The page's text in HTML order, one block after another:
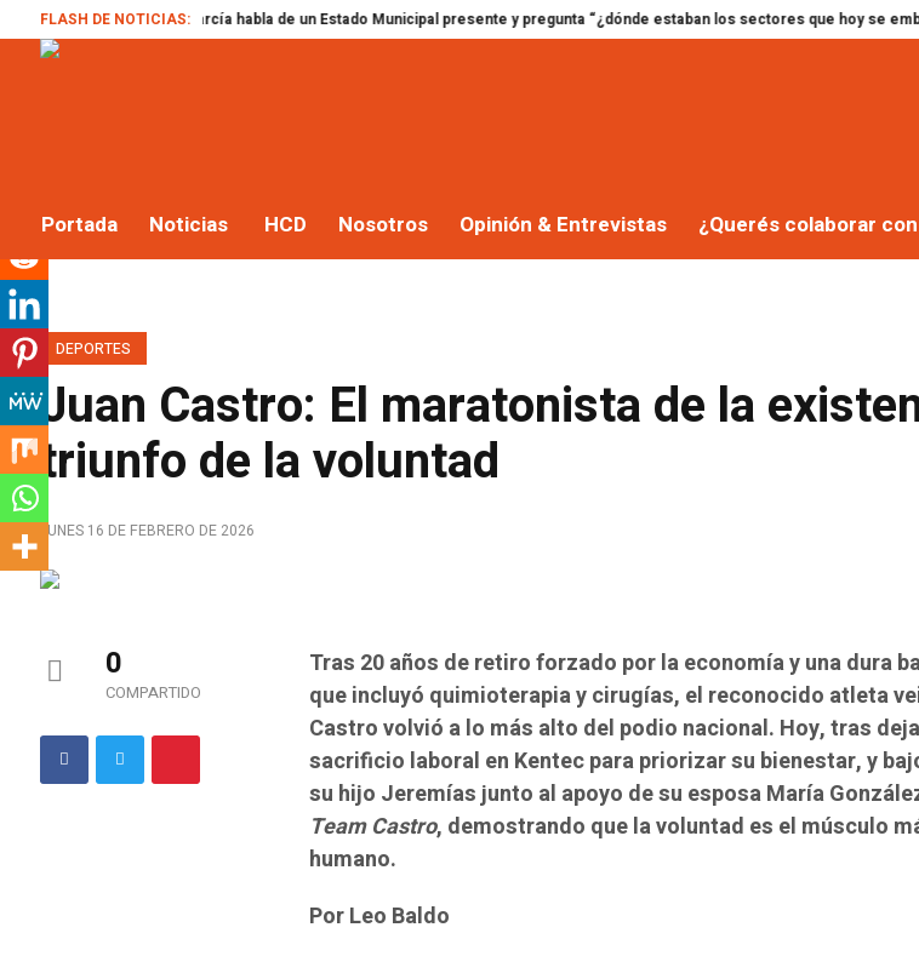
FLASH DE NOTICIAS:
Yago García habla de un Estado Municipal presente y pregunta “¿dónde estaban los sectores que hoy se embanderan en
Portada Noticias HCD Nosotros Opinión & Entrevistas ¿Querés colaborar
DEPORTES
Juan Castro: El maratonista de la
triunfo de la voluntad
LUNES 16 DE FEBRERO DE 2026
0
COMPARTIDO
Tras 20 años de retiro forzado por la economía y una dura
que incluyó quimioterapia y cirugías, el reconocido atleta
Castro volvió a lo más alto del podio nacional. Hoy, tras
sacrificio laboral en Kentec para priorizar su bienestar, y
su hijo Jeremías junto al apoyo de su esposa María
Team Castro, demostrando que la voluntad es el músculo
humano.
Por Leo Baldo